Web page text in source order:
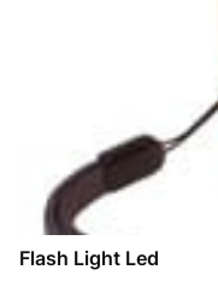
Flash Light Led